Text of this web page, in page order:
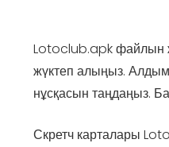
Lotoclub.apk файлын
жүктеп алыңыз.
нұсқасын таңдаңыз.
Скретч карталары